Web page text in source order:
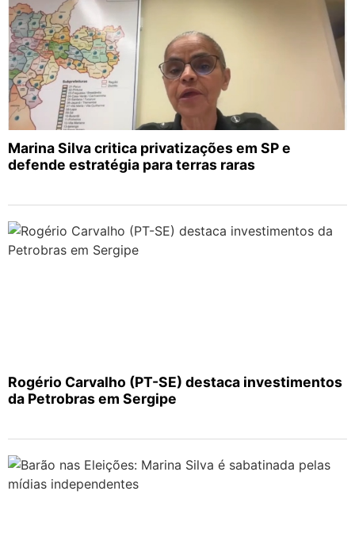
Marina Silva critica privatizações em SP e
defende estratégia para terras raras
Rogério Carvalho (PT-SE) destaca investimentos
da Petrobras em Sergipe